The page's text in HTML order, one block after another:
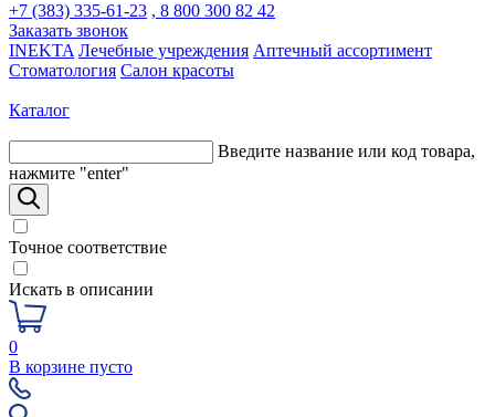
+7 (383) 335-61-23 , 8 800 300 82 42
Заказать звонок
INEKTA Лечебные учреждения Аптечный ассортимент
Стоматология Салон красоты
Каталог
Введите название или код товара,
нажмите "enter"
Точное соответствие
Искать в описании
0
В корзине пусто